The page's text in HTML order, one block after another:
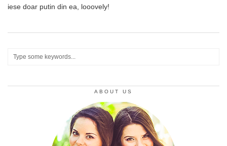
iese doar putin din ea, looovely!
ABOUT US